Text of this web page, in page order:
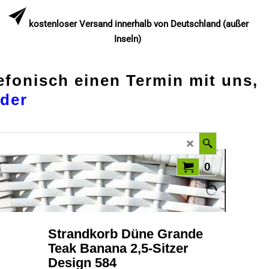
kostenloser Versand innerhalb von Deutschland (außer
Inseln)
einen Termin mit uns,
0
Strandkorb Düne Grande
Teak Banana 2,5-Sitzer
Design 584